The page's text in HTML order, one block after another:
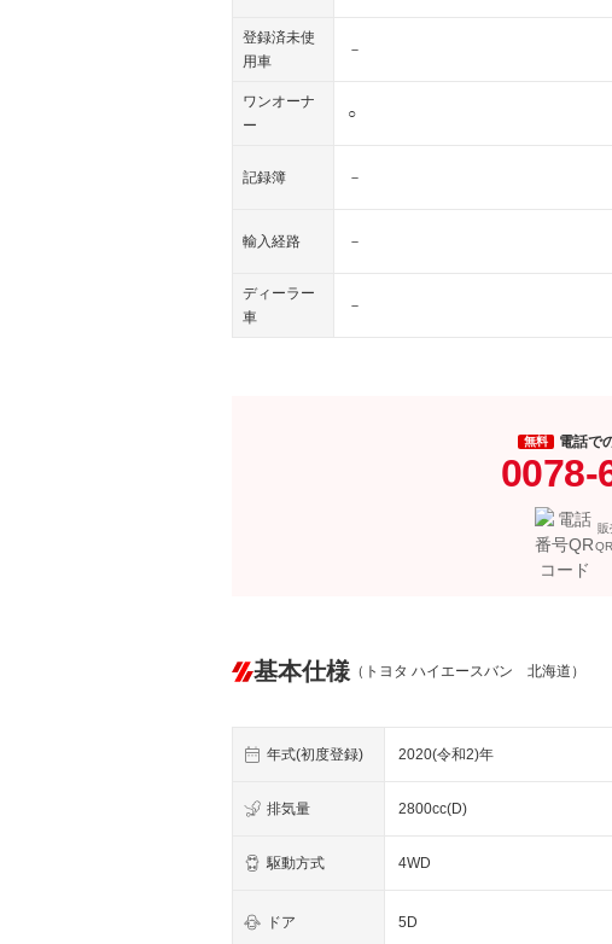
登録済未使
用車
－
ワンオーナ
ー
○
記録簿 －
輸入経路 －
ディーラー
車
－
無料 電話で
0078-
基本仕様 （トヨタ ハイエースバン 北海道）
年式(初度登録) 2020(令和2)年
排気量 2800cc(D)
駆動方式 4WD
ドア 5D